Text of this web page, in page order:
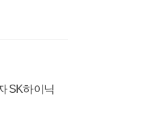
SK하이닉